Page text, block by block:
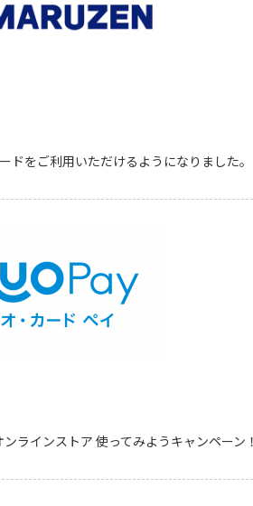
ドをご利用いただけるようになりました。
ラインストア 使ってみようキャンペーン